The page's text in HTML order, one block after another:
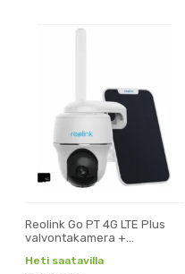
Reolink Go PT 4G LTE Plus
valvontakamera +
Heti saatavilla